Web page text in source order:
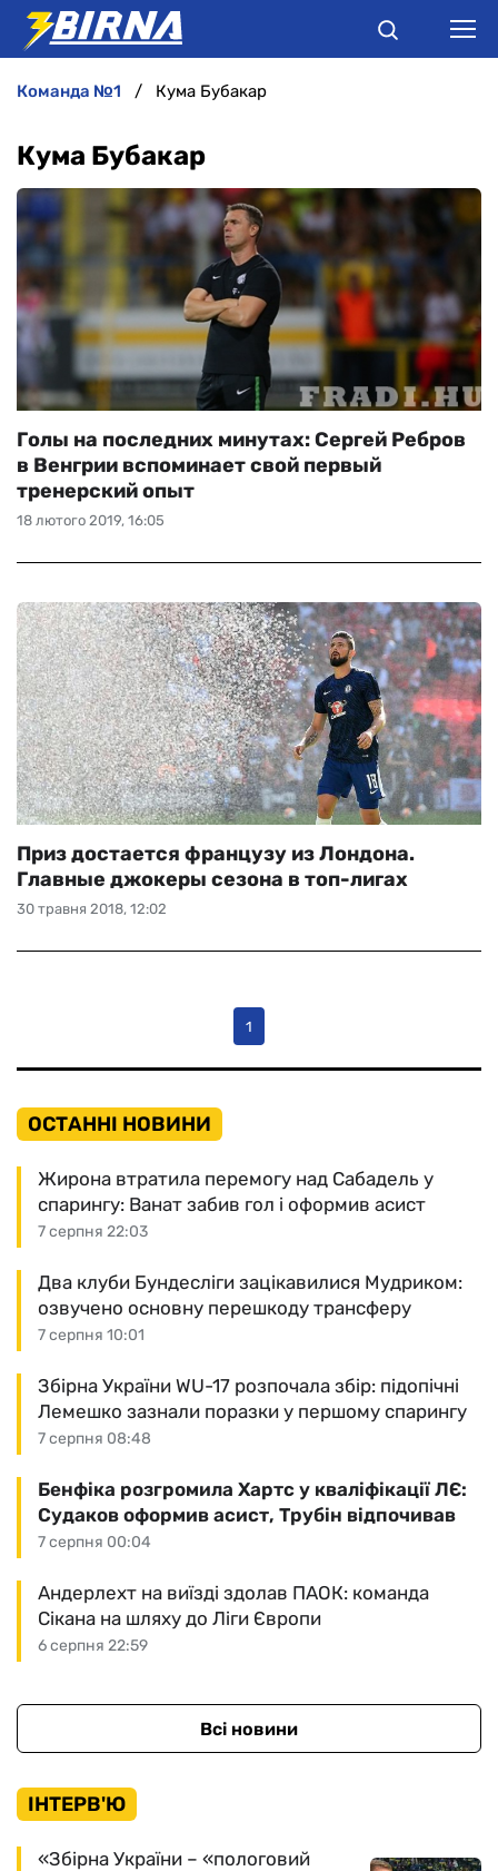
АНАЛІТИКА
ІНТЕРВ'Ю
РІЗНЕ
БУКМЕКЕРИ
команда №1 Кума Бубакар
Кума Бубакар
18 лютого 2019, 16:05
Голы на последних минутах: Сергей Ребров
в Венгрии вспоминает свой первый
тренерский опыт
30 травня 2018, 12:02
Приз достается французу из Лондона.
Главные джокеры сезона в топ-лигах
1
ОСТАННІ НОВИНИ
7 серпня 22:03
Жирона втратила перемогу над Сабадель у
спарингу: Ванат забив гол і оформив асист
7 серпня 10:01
Два клуби Бундесліги зацікавилися Мудриком:
озвучено основну перешкоду трансферу
7 серпня 08:48
Збірна України WU-17 розпочала збір: підопічні
Лемешко зазнали поразки у першому спарингу
7 серпня 00:04
Бенфіка розгромила Хартс у кваліфікації ЛЄ:
Судаков оформив асист, Трубін відпочивав
6 серпня 22:59
Андерлехт на виїзді здолав ПАОК: команда
Сікана на шляху до Ліги Європи
Всі новини
ІНТЕРВ'Ю
«Збірна України – «пологовий